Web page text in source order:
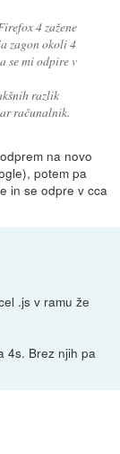
4 zažene
zagon okoli 4
se mi odpire v
razlik
računalnik.
na novo
potem pa
in se odpre v cca
.js v ramu že
4s. Brez njih pa